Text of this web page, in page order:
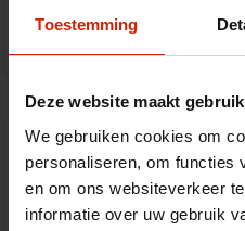
Toestemming
Deze website maakt
We gebruiken cookies om
personaliseren, om functies
en om ons websiteverkeer
informatie over uw gebruik
€51,40